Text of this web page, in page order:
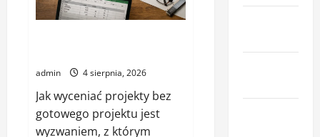
admin 4 sierpnia, 2026
Jak wyceniać projekty bez
gotowego projektu jest
wyzwaniem, z którym